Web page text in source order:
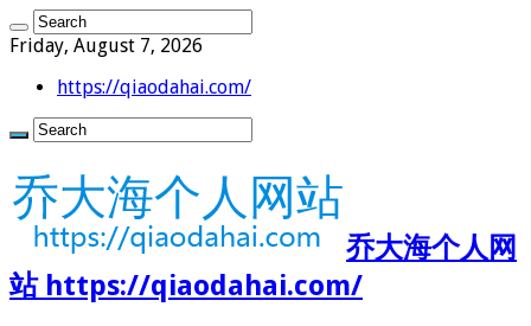
Friday, August 7, 2026
https://qiaodahai.com/
乔大海个人网
站 https://qiaodahai.com/